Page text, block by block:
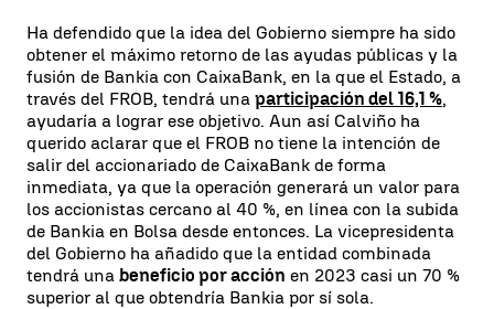
Ha defendido que la idea del Gobierno siempre ha sido
obtener el máximo retorno de las ayudas públicas y la
fusión de Bankia con CaixaBank, en la que el Estado, a
través del FROB, tendrá una participación del 16,1 %,
ayudaría a lograr ese objetivo. Aun así Calviño ha
querido aclarar que el FROB no tiene la intención de
salir del accionariado de CaixaBank de forma
inmediata, ya que la operación generará un valor para
los accionistas cercano al 40 %, en línea con la subida
de Bankia en Bolsa desde entonces. La vicepresidenta
del Gobierno ha añadido que la entidad combinada
tendrá una beneficio por acción en 2023 casi un 70 %
superior al que obtendría Bankia por sí sola.